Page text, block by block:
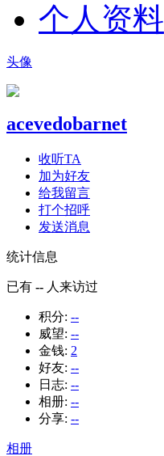
个人资料
头像
acevedobarnet
收听TA
加为好友
给我留言
打个招呼
发送消息
统计信息
已有 -- 人来访过
积分: --
威望: --
金钱: 2
好友: --
日志: --
相册: --
分享: --
相册